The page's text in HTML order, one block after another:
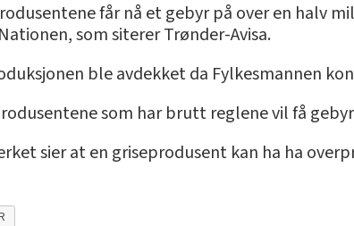
får nå et gebyr på over en halv
som siterer Trønder-Avisa.
ble avdekket da Fylkesmannen
som har brutt reglene vil få
sier at en griseprodusent kan ha ha